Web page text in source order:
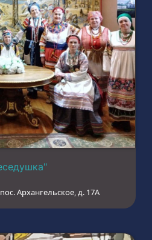
Архангельское, д. 17А